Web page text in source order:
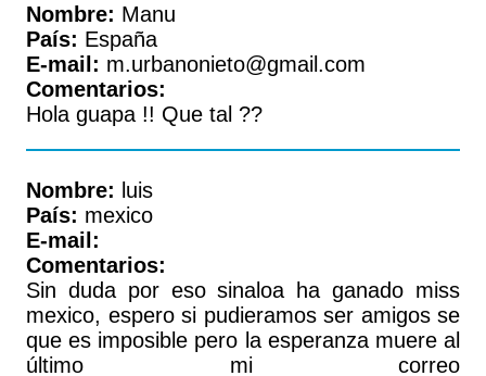
Nombre: Manu
País: España
E-mail: m.urbanonieto@gmail.com
Comentarios:
Hola guapa !! Que tal ??
Nombre: luis
País: mexico
E-mail:
Comentarios:
Sin duda por eso sinaloa ha ganado miss
mexico, espero si pudieramos ser amigos se
que es imposible pero la esperanza muere al
último mi correo